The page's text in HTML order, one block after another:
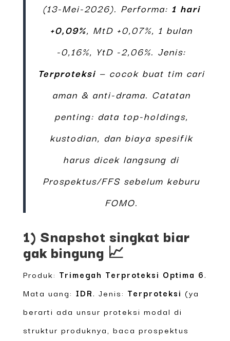
(13-Mei-2026). Performa: 1 hari
+0,09%, MtD +0,07%, 1 bulan
-0,16%, YtD -2,06%. Jenis:
Terproteksi— cocok buat tim cari
aman & anti-drama. Catatan
penting: data top-holdings,
kustodian, dan biaya spesifik
harus dicek langsung di
Prospektus/FFS sebelum keburu
FOMO.
1) Snapshot singkat biar
gak bingung 📈
Produk: Trimegah Terproteksi Optima 6.
Mata uang: IDR. Jenis: Terproteksi (ya
berarti ada unsur proteksi modal di
struktur produknya, baca prospektus